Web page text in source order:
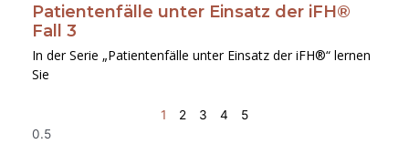
Patientenfälle unter Einsatz der iFH®
Fall 3
In der Serie „Patientenfälle unter Einsatz der iFH®“ lernen
Sie
1 2 3 4 5